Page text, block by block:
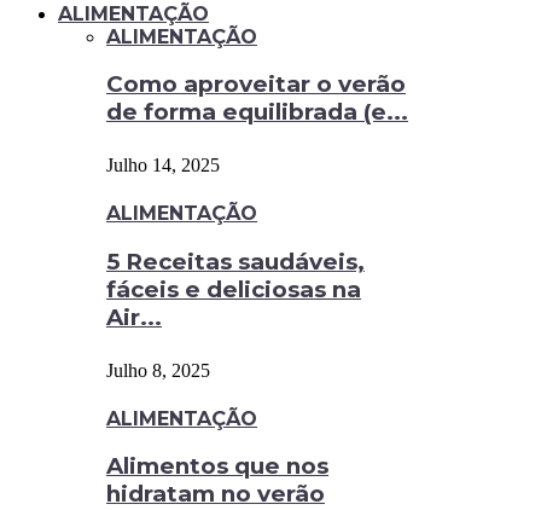
ALIMENTAÇÃO
ALIMENTAÇÃO
Como aproveitar o verão
de forma equilibrada (e...
Julho 14, 2025
ALIMENTAÇÃO
5 Receitas saudáveis,
fáceis e deliciosas na
Air...
Julho 8, 2025
ALIMENTAÇÃO
Alimentos que nos
hidratam no verão